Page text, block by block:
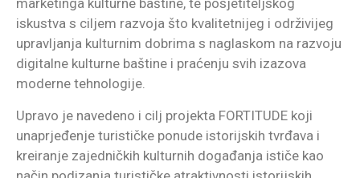
marketinga kulturne baštine, te posjetiteljskog
iskustva s ciljem razvoja što kvalitetnijeg i održivijeg
upravljanja kulturnim dobrima s naglaskom na razvoju
digitalne kulturne baštine i praćenju svih izazova
moderne tehnologije.
Upravo je navedeno i cilj projekta FORTITUDE koji
unaprjeđenje turističke ponude istorijskih tvrđava i
kreiranje zajedničkih kulturnih događanja ističe kao